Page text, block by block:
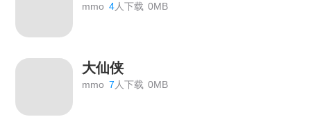
mmo 4人下载 0MB
大仙侠
mmo 7 人下载 0MB